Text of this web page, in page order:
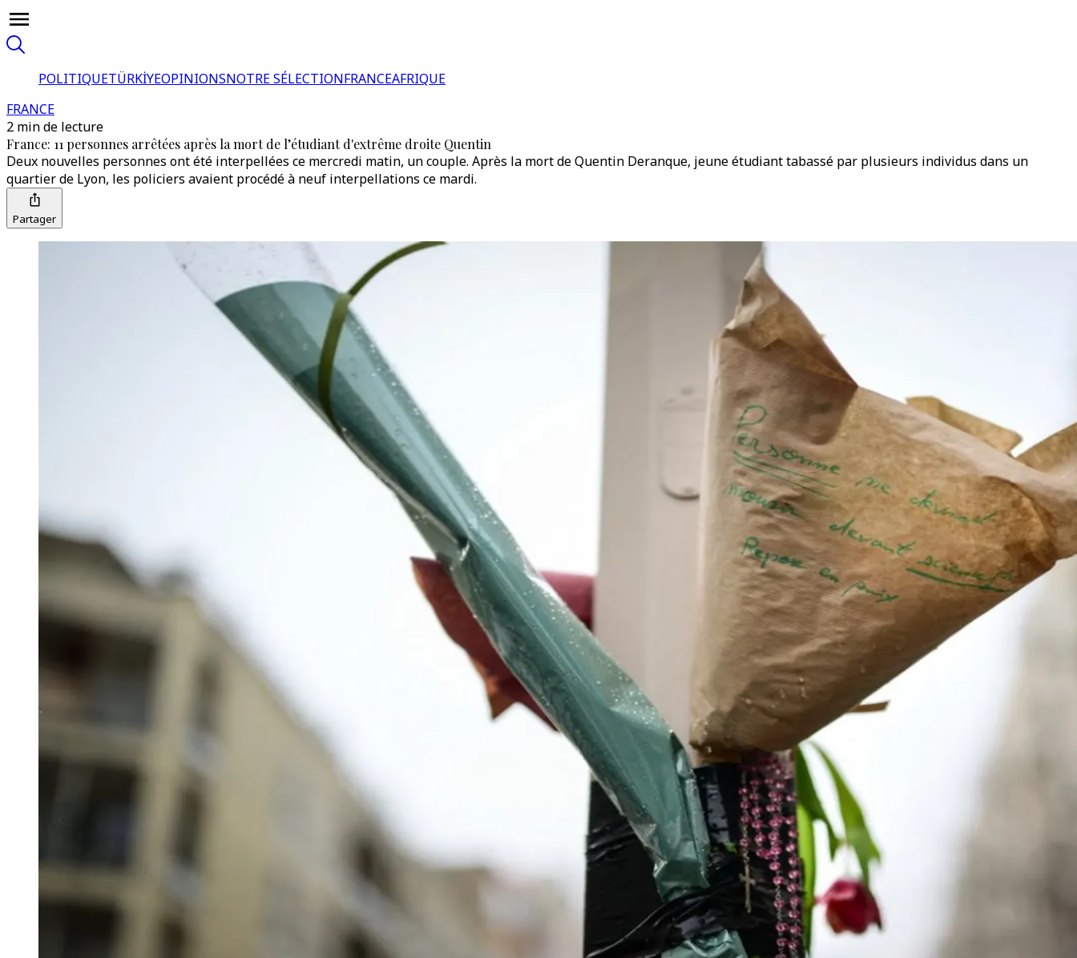
POLITIQUETÜRKİYEOPINIONSNOTRE SÉLECTIONFRANCEAFRIQUE
FRANCE
2 min de lecture
France: 11 personnes arrêtées après la mort de l’étudiant d'extrême droite Quentin
Deux nouvelles personnes ont été interpellées ce mercredi matin, un couple. Après la mort de Quentin Deranque, jeune étudiant tabassé par plusieurs individus dans un
quartier de Lyon, les policiers avaient procédé à neuf interpellations ce mardi.
Partager